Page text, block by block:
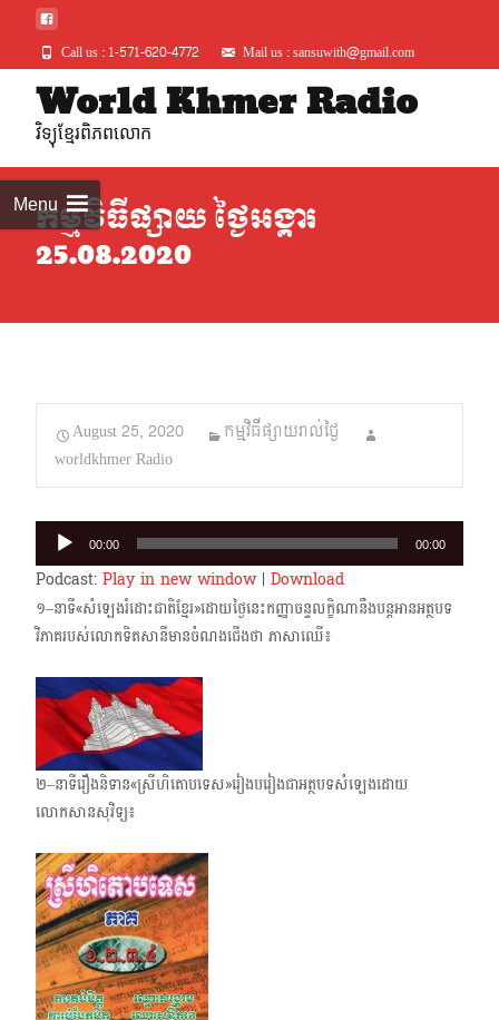
Call us : 1-571-620-4772 Mail us : sansuwith@gmail.com
World Khmer Radio
វិទ្យុខ្មែរពិភពលោក
Menuកម្មវិធីផ្សាយ ថ្ងៃអង្គារ
25.08.2020
August 25, 2020
កម្មវិធីផ្សាយរាល់ថ្ងៃ
worldkhmer Radio
Audio
Player
00:00 00:00
Podcast: Play in new window| Download
១–នាទី«សំឡេងរំដោះជាតិខ្មែរ»ដោយថ្ងៃនេះកញ្ញាចន្ទលក្ខិណានឹងបន្តអានអត្ថបទ
វិភាគរបស់លោក​ទិតសានីមានចំណងជើងថា ភាសាឈើ៖
២–នាទីរឿងនិទាន«ស្រីហិតោបទេស»រៀង​បរៀងជា​អត្ថបទ​សំឡេង​ដោយ
លោកសានសុវិទ្យ៖